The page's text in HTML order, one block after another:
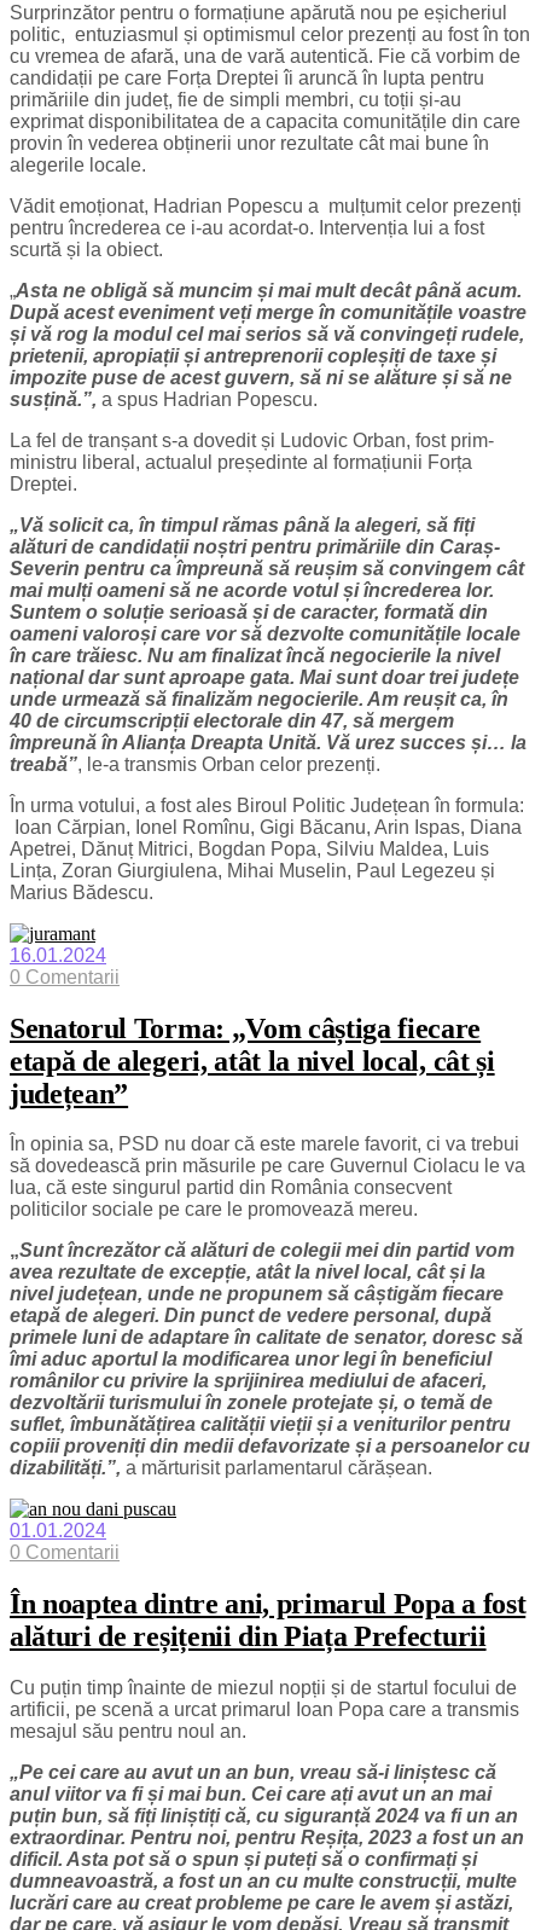
Surprinzător pentru o formațiune apărută nou pe eșicheriul
politic, entuziasmul și optimismul celor prezenți au fost în ton
cu vremea de afară, una de vară autentică. Fie că vorbim de
candidații pe care Forța Dreptei îi aruncă în lupta pentru
primăriile din județ, fie de simpli membri, cu toții și-au
exprimat disponibilitatea de a capacita comunitățile din care
provin în vederea obținerii unor rezultate cât mai bune în
alegerile locale.
Vădit emoționat, Hadrian Popescu a mulțumit celor prezenți
pentru încrederea ce i-au acordat-o. Intervenția lui a fost
scurtă și la obiect.
„Asta ne obligă să muncim și mai mult decât până acum.
După acest eveniment veți merge în comunitățile voastre
și vă rog la modul cel mai serios să vă convingeți rudele,
prietenii, apropiații și antreprenorii copleșiți de taxe și
impozite puse de acest guvern, să ni se alăture și să ne
susțină.”, a spus Hadrian Popescu.
La fel de tranșant s-a dovedit și Ludovic Orban, fost prim-
ministru liberal, actualul președinte al formațiunii Forța
Dreptei.
„Vă solicit ca, în timpul rămas până la alegeri, să fiți
alături de candidații noștri pentru primăriile din Caraș-
Severin pentru ca împreună să reușim să convingem cât
mai mulți oameni să ne acorde votul și încrederea lor.
Suntem o soluție serioasă și de caracter, formată din
oameni valoroși care vor să dezvolte comunitățile locale
în care trăiesc. Nu am finalizat încă negocierile la nivel
național dar sunt aproape gata. Mai sunt doar trei județe
unde urmează să finalizăm negocierile. Am reușit ca, în
40 de circumscripții electorale din 47, să mergem
împreună în Alianța Dreapta Unită. Vă urez succes și… la
treabă”, le-a transmis Orban celor prezenți.
În urma votului, a fost ales Biroul Politic Județean în formula:
Ioan Cărpian, Ionel Romînu, Gigi Băcanu, Arin Ispas, Diana
Apetrei, Dănuț Mitrici, Bogdan Popa, Silviu Maldea, Luis
Lința, Zoran Giurgiulena, Mihai Muselin, Paul Legezeu și
Marius Bădescu.
16.01.2024
0 Comentarii
Senatorul Torma: „Vom câștiga fiecare
etapă de alegeri, atât la nivel local, cât și
județean”
În opinia sa, PSD nu doar că este marele favorit, ci va trebui
să dovedească prin măsurile pe care Guvernul Ciolacu le va
lua, că este singurul partid din România consecvent
politicilor sociale pe care le promovează mereu.
„Sunt încrezător că alături de colegii mei din partid vom
avea rezultate de excepție, atât la nivel local, cât și la
nivel județean, unde ne propunem să câștigăm fiecare
etapă de alegeri. Din punct de vedere personal, după
primele luni de adaptare în calitate de senator, doresc să
îmi aduc aportul la modificarea unor legi în beneficiul
românilor cu privire la sprijinirea mediului de afaceri,
dezvoltării turismului în zonele protejate și, o temă de
suflet, îmbunătățirea calității vieții și a veniturilor pentru
copiii proveniți din medii defavorizate și a persoanelor cu
dizabilități.”, a mărturisit parlamentarul cărășean.
01.01.2024
0 Comentarii
În noaptea dintre ani, primarul Popa a fost
alături de reșițenii din Piața Prefecturii
Cu puțin timp înainte de miezul nopții și de startul focului de
artificii, pe scenă a urcat primarul Ioan Popa care a transmis
mesajul său pentru noul an.
„Pe cei care au avut un an bun, vreau să-i liniștesc că
anul viitor va fi și mai bun. Cei care ați avut un an mai
puțin bun, să fiți liniștiți că, cu siguranță 2024 va fi un an
extraordinar. Pentru noi, pentru Reșița, 2023 a fost un an
dificil. Asta pot să o spun și puteți să o confirmați și
dumneavoastră, a fost un an cu multe construcții, multe
lucrări care au creat probleme pe care le avem și astăzi,
dar pe care, vă asigur le vom depăși. Vreau să transmit